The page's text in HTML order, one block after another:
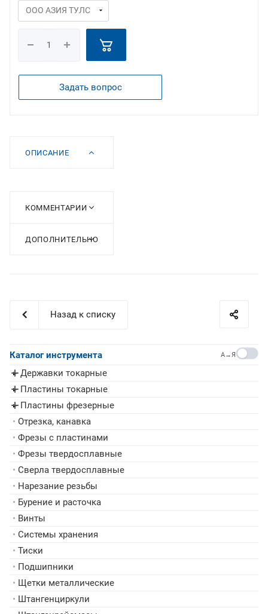
Задать вопрос
ОПИСАНИЕ
КОММЕНТАРИИ
ДОПОЛНИТЕЛЬНО
Назад к списку
Каталог инструмента A→Я
▸ Державки токарные
▸ Пластины токарные
▸ Пластины фрезерные
• Отрезка, канавка
• Фрезы с пластинами
• Фрезы твердосплавные
• Сверла твердосплавные
• Нарезание резьбы
• Бурение и расточка
• Винты
• Системы хранения
• Тиски
• Подшипники
• Щетки металлические
• Штангенциркули